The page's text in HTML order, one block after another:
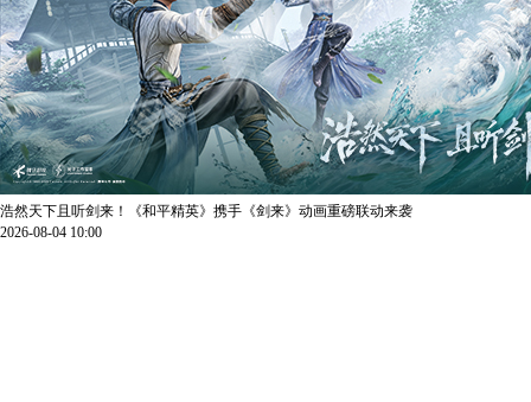
浩然天下且听剑来！《和平精英》携手《剑来》动画重磅联动来袭
2026-08-04 10:00